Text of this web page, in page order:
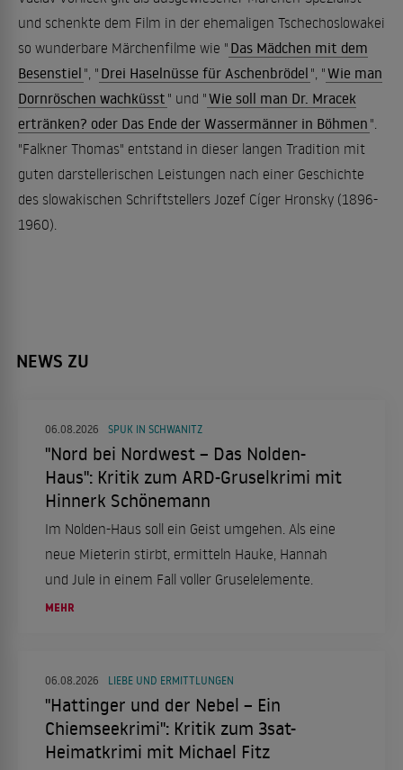
und schenkte dem Film in der ehemaligen Tschechoslowakei
so wunderbare Märchenfilme wie " Das Mädchen mit dem
Besenstiel ", " Drei Haselnüsse für Aschenbrödel ", "Wie man
Dornröschen wachküsst " und "Wie soll man Dr. Mracek
ertränken? oder Das Ende der Wassermänner in Böhmen ".
"Falkner Thomas" entstand in dieser langen Tradition mit
guten darstellerischen Leistungen nach einer Geschichte
des slowakischen Schriftstellers Jozef Cíger Hronsky (1896-
1960).
NEWS ZU
06.08.2026 SPUK IN SCHWANITZ
"Nord bei Nordwest – Das Nolden-
Haus": Kritik zum ARD-Gruselkrimi mit
Hinnerk Schönemann
Im Nolden-Haus soll ein Geist umgehen. Als eine
neue Mieterin stirbt, ermitteln Hauke, Hannah
und Jule in einem Fall voller Gruselelemente.
MEHR
06.08.2026 LIEBE UND ERMITTLUNGEN
"Hattinger und der Nebel – Ein
Chiemseekrimi": Kritik zum 3sat-
Heimatkrimi mit Michael Fitz